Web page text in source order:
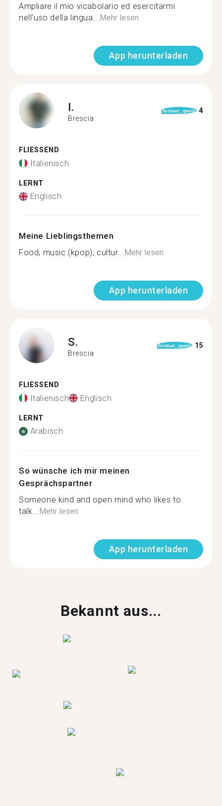
Ampliare il mio vicabolario ed esercitarmi
nell’uso della lingua...Mehr lesen
App herunterladen
I.
Brescia
format_quote 4
FLIESSEND
Italienisch
LERNT
Englisch
Meine Lieblingsthemen
Food, music (kpop), cultur...Mehr lesen
App herunterladen
S.
Brescia
format_quote 15
FLIESSEND
Italienisch Englisch
LERNT
Arabisch
So wünsche ich mir meinen
Gesprächspartner
Someone kind and open mind who likes to
talk...Mehr lesen
App herunterladen
Bekannt aus...